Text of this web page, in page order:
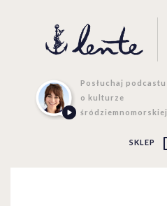
Posłuchaj podcastu
o kulturze
śródziemnomorskiej
SKLEP